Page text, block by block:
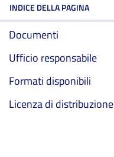
INDICE DELLA PAGINA
Documenti
Ufficio responsabile
Formati disponibili
Licenza di distribuzione